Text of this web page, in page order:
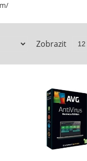
Zobrazit